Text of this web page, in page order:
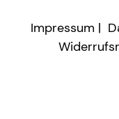
Impressum